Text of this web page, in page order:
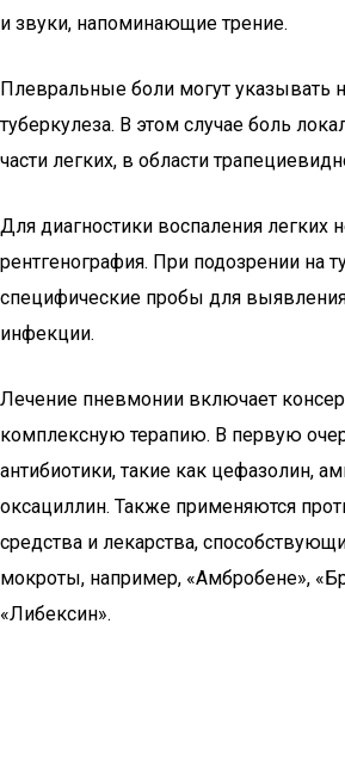
и звуки, напоминающие трение.
Плевральные боли могут указывать
туберкулеза. В этом случае боль
части легких, в области
Для диагностики воспаления легких
рентгенография. При подозрении на
специфические пробы для
инфекции.
Лечение пневмонии включает
комплексную терапию. В первую
антибиотики, такие как цефазолин,
оксациллин. Также применяются
средства и лекарства,
мокроты, например, «Амбробене»,
«Либексин».